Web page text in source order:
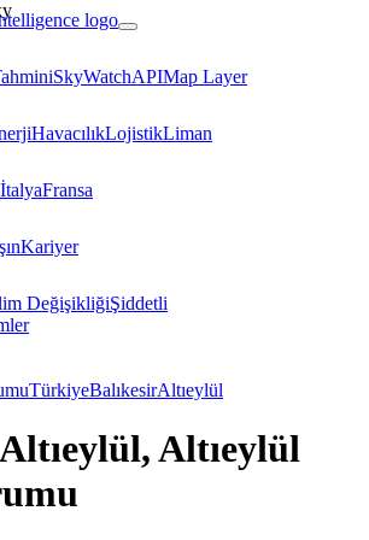
SkyWatchAPIMap Layer
HavacılıkLojistikLiman
İtalyaFransa
Kariyer
DeğişikliğiŞiddetli
TürkiyeBalıkesirAltıeylül
Altıeylül